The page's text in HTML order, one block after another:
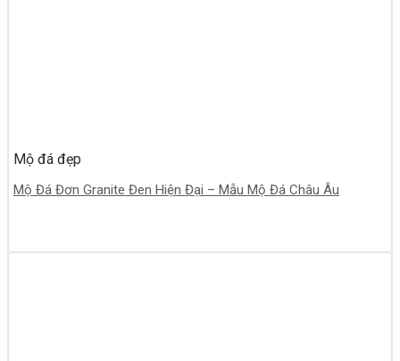
Mộ đá đẹp
Mộ Đá Đơn Granite Đen Hiện Đại – Mẫu Mộ Đá Châu Âu